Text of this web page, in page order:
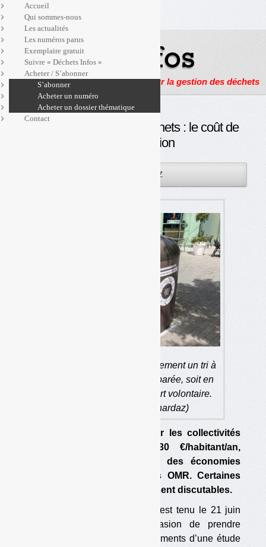
Actualités, enquêtes et reportages sur la gestion des déchets
Tri à la source des biodéchets : le coût de
la généralisation
OLIVIER GUICHARDAZ
L’étude envisage majoritairement un tri à
la source avec collecte séparée, soit en
porte-à-porte, soit en apport volontaire.
(photo : Olivier Guichardaz)
Le coût supplémentaire pour les collectivités
pourrait être de 15 à 30 €/habitant/an,
partiellement compensé par des économies
réalisées notamment sur les OMR. Certaines
hypothèses de l’étude paraissent discutables.
Le congrès de la Fnade qui s’est tenu le 21 juin
dernier à Paris a été l’occasion de prendre
connaissance des premiers éléments d’une étude
Accueil
Qui sommes-nous
Les actualités
Les numéros parus
Exemplaire gratuit
Suivre « Déchets Infos »
Acheter / S’abonner
S’abonner
Acheter un numéro
Acheter un dossier thématique
Contact